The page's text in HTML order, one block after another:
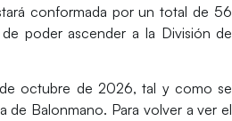
conformada por un total de 56
poder ascender a la División de
octubre de 2026, tal y como se
de Balonmano. Para volver a ver el